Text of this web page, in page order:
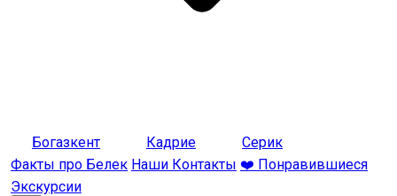
Богазкент Кадрие
Серик
Факты про Белек Наши Контакты ❤️ Понравившиеся
Экскурсии